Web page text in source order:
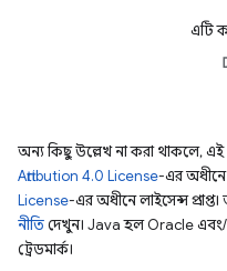
এটি
অন্য কিছু উল্লেখ না করা থাকলে, এই
Attribution 4.0 License-এর
License-এর অধীনে লাইসেন্স
নীতিদেখুন। Java হল Oracle এবং/
ট্রেডমার্ক।